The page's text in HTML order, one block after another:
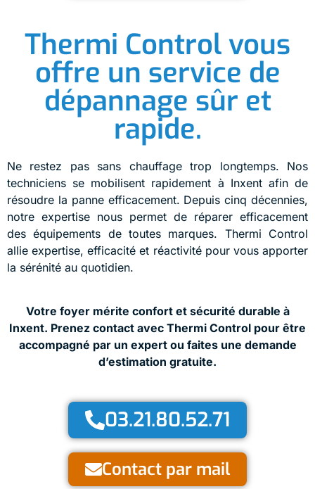
Thermi Control vous
offre un service de
dépannage sûr et
rapide.
Ne restez pas sans chauffage trop longtemps. Nos
techniciens se mobilisent rapidement à Inxent afin de
résoudre la panne efficacement. Depuis cinq décennies,
notre expertise nous permet de réparer efficacement
des équipements de toutes marques. Thermi Control
allie expertise, efficacité et réactivité pour vous apporter
la sérénité au quotidien.
Votre foyer mérite confort et sécurité durable à
Inxent. Prenez contact avec Thermi Control pour être
accompagné par un expert ou faites une demande
d’estimation gratuite.
03.21.80.52.71
Contact par mail